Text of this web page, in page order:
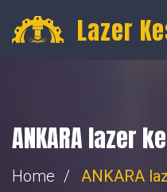
info@fibercnclazer.com
Lazer
ANKARA lazer
Home ANKARA